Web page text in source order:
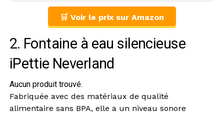
🛒 Voir le prix sur Amazon
2. Fontaine à eau silencieuse
iPettie Neverland
Aucun produit trouvé.
Fabriquée avec des matériaux de qualité
alimentaire sans BPA, elle a un niveau sonore